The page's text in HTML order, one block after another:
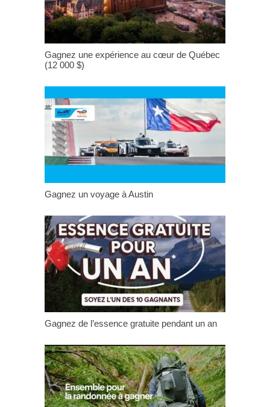
Gagnez une expérience au cœur de Québec
(12 000 $)
Gagnez un voyage à Austin
Gagnez de l’essence gratuite pendant un an